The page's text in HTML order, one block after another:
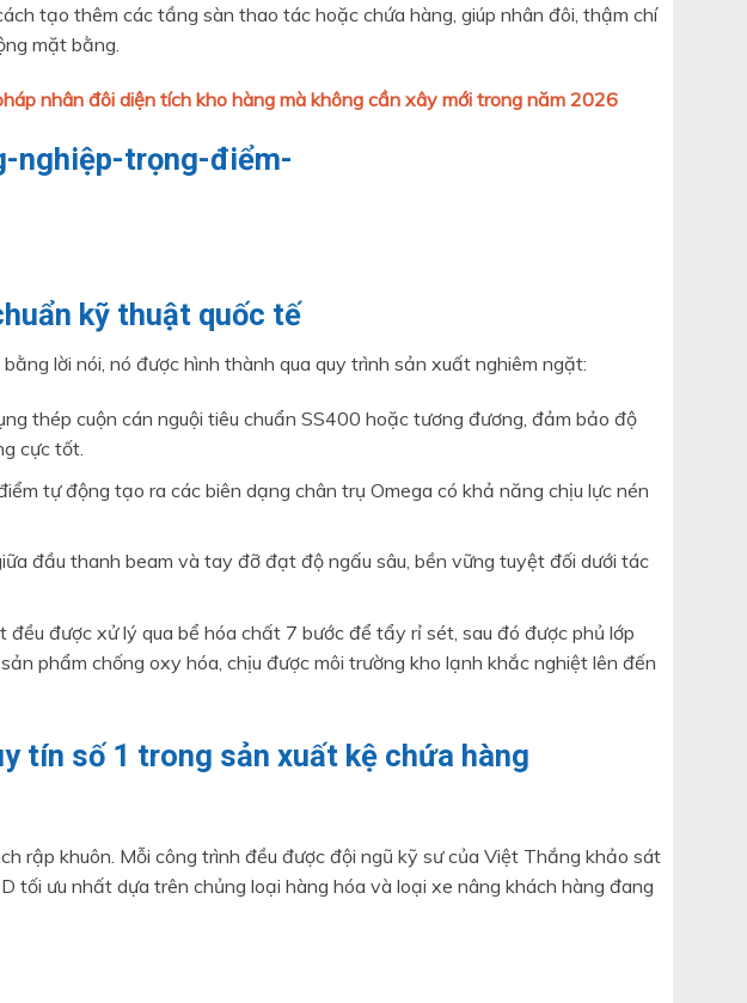
tạo thêm các tầng sàn thao tác hoặc chứa hàng, giúp nhân đôi, thậm chí
mặt bằng.
nhân đôi diện tích kho hàng mà không cần xây mới trong năm 2026
kỹ thuật quốc tế
lời nói, nó được hình thành qua quy trình sản xuất nghiêm ngặt:
thép cuộn cán nguội tiêu chuẩn SS400 hoặc tương đương, đảm bảo độ
cực tốt.
tự động tạo ra các biên dạng chân trụ Omega có khả năng chịu lực nén
đầu thanh beam và tay đỡ đạt độ ngấu sâu, bền vững tuyệt đối dưới tác
được xử lý qua bể hóa chất 7 bước để tẩy rỉ sét, sau đó được phủ lớp
phẩm chống oxy hóa, chịu được môi trường kho lạnh khắc nghiệt lên đến
tín số 1 trong sản xuất kệ chứa hàng
rập khuôn. Mỗi công trình đều được đội ngũ kỹ sư của Việt Thắng khảo sát
tối ưu nhất dựa trên chủng loại hàng hóa và loại xe nâng khách hàng đang